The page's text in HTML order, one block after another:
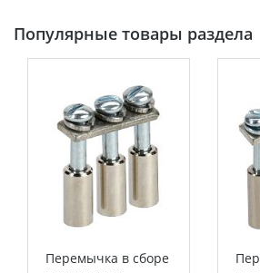
Популярные товары раздела
Перемычка в сборе